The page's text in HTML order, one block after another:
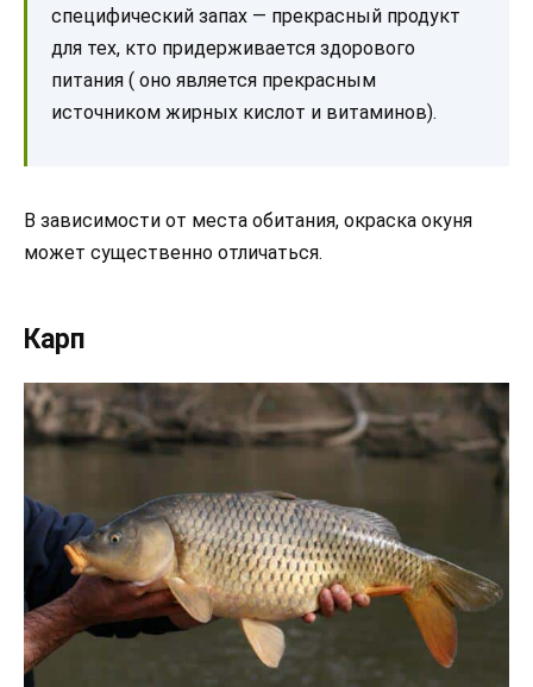
специфический запах — прекрасный продукт
для тех, кто придерживается здорового
питания ( оно является прекрасным
источником жирных кислот и витаминов).
В зависимости от места обитания, окраска окуня
может существенно отличаться.
Карп